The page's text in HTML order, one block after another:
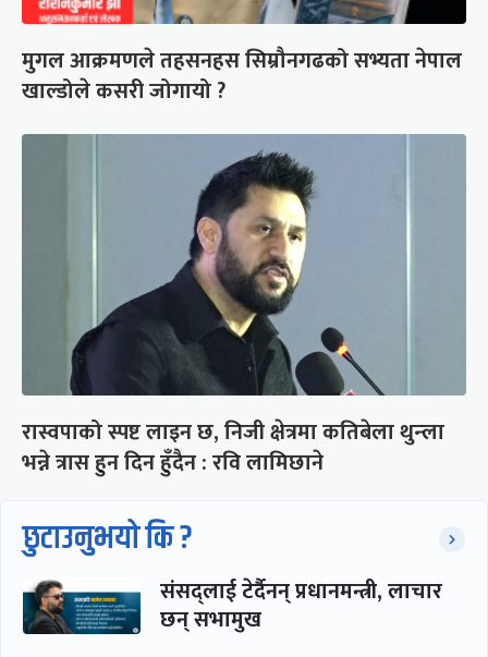
मुगल आक्रमणले तहसनहस सिम्रौनगढको सभ्यता नेपाल
खाल्डोले कसरी जोगायो ?
रास्वपाको स्पष्ट लाइन छ, निजी क्षेत्रमा कतिबेला थुन्ला
भन्ने त्रास हुन दिन हुँदैन : रवि लामिछाने
छुटाउनुभयो कि ?
संसद्लाई टेर्दैनन् प्रधानमन्त्री, लाचार
छन् सभामुख